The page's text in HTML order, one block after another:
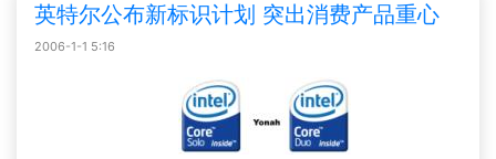
英特尔公布新标识计划 突出消费产品重心
2006-1-1 5:16